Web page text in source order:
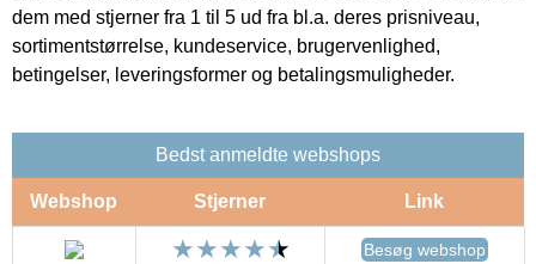
dem med stjerner fra 1 til 5 ud fra bl.a. deres prisniveau,
sortimentstørrelse, kundeservice, brugervenlighed,
betingelser, leveringsformer og betalingsmuligheder.
Bedst anmeldte webshops
Webshop Stjerner Link
Besøg webshop